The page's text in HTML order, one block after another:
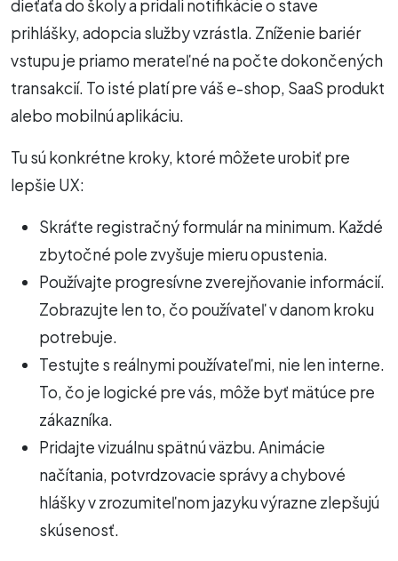
dieťaťa do školy a pridali notifikácie o stave
prihlášky, adopcia služby vzrástla. Zníženie bariér
vstupu je priamo merateľné na počte dokončených
transakcií. To isté platí pre váš e-shop, SaaS produkt
alebo mobilnú aplikáciu.
Tu sú konkrétne kroky, ktoré môžete urobiť pre
lepšie UX:
Skráťte registračný formulár na minimum. Každé
zbytočné pole zvyšuje mieru opustenia.
Používajte progresívne zverejňovanie informácií.
Zobrazujte len to, čo používateľ v danom kroku
potrebuje.
Testujte s reálnymi používateľmi, nie len interne.
To, čo je logické pre vás, môže byť mätúce pre
zákazníka.
Pridajte vizuálnu spätnú väzbu. Animácie
načítania, potvrdzovacie správy a chybové
hlášky v zrozumiteľnom jazyku výrazne zlepšujú
skúsenosť.